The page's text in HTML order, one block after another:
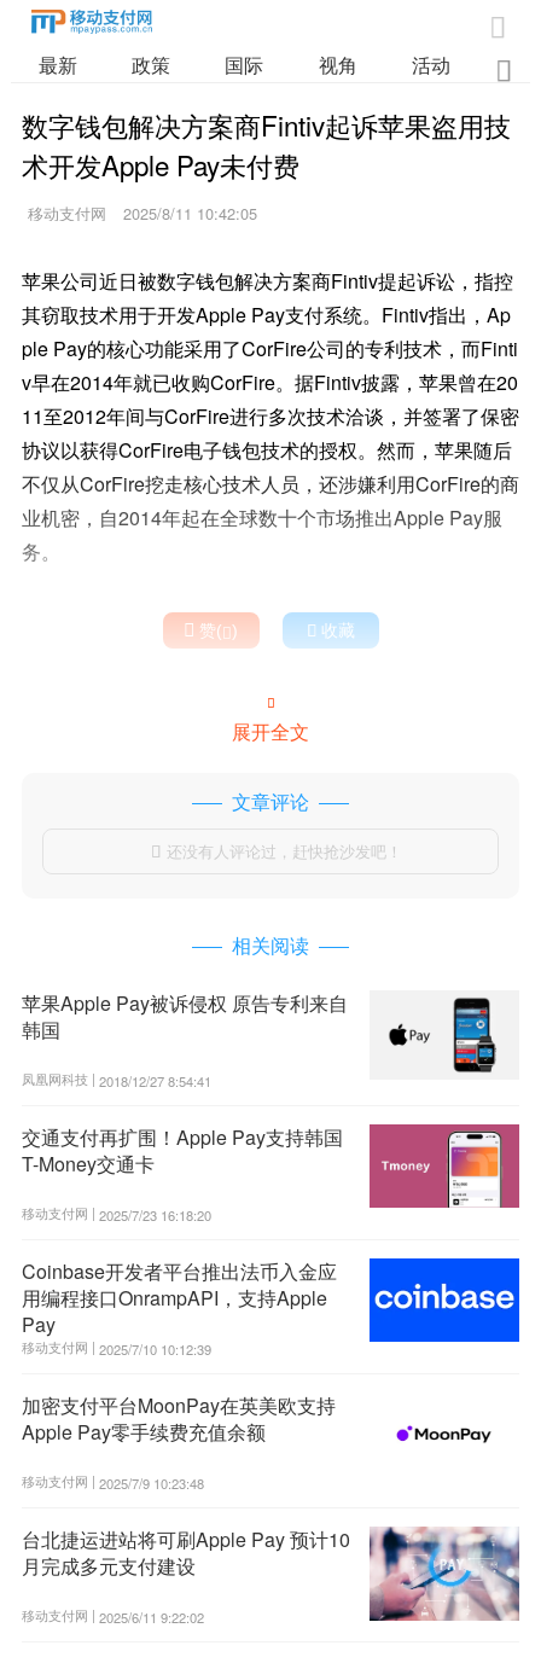

最新 政策 国际 视角 活动 业

数字钱包解决方案商Fintiv起诉苹果盗用技
术开发Apple Pay未付费
移动支付网 2025/8/11 10:42:05
苹果公司近日被数字钱包解决方案商Fintiv提起诉讼，指控
其窃取技术用于开发Apple Pay支付系统。Fintiv指出，Ap
ple Pay的核心功能采用了CorFire公司的专利技术，而Finti
v早在2014年就已收购CorFire。据Fintiv披露，苹果曾在20
11至2012年间与CorFire进行多次技术洽谈，并签署了保密
协议以获得CorFire电子钱包技术的授权。然而，苹果随后
不仅从CorFire挖走核心技术人员，还涉嫌利用CorFire的商
业机密，自2014年起在全球数十个市场推出Apple Pay服
务。
 赞()  收藏

展开全文
文章评论
 还没有人评论过，赶快抢沙发吧！
相关阅读
苹果Apple Pay被诉侵权 原告专利来自
韩国
凤凰网科技 | 2018/12/27 8:54:41
交通支付再扩围！Apple Pay支持韩国
T-Money交通卡
移动支付网 | 2025/7/23 16:18:20
Coinbase开发者平台推出法币入金应
用编程接口OnrampAPI，支持Apple
Pay
移动支付网 | 2025/7/10 10:12:39
加密支付平台MoonPay在英美欧支持
Apple Pay零手续费充值余额
移动支付网 | 2025/7/9 10:23:48
台北捷运进站将可刷Apple Pay 预计10
月完成多元支付建设
移动支付网 | 2025/6/11 9:22:02